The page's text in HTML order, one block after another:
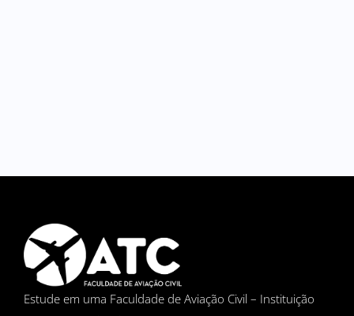
Estude em uma Faculdade de Aviação Civil – Instituição